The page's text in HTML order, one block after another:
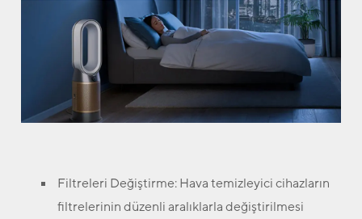
Filtreleri Değiştirme:Hava temizleyici cihazların
filtrelerinin düzenli aralıklarla değiştirilmesi